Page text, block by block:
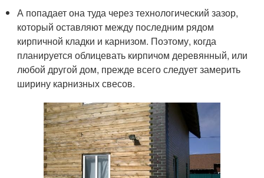
А попадает она туда через технологический зазор,
который оставляют между последним рядом
кирпичной кладки и карнизом. Поэтому, когда
планируется облицевать кирпичом деревянный, или
любой другой дом, прежде всего следует замерить
ширину карнизных свесов.